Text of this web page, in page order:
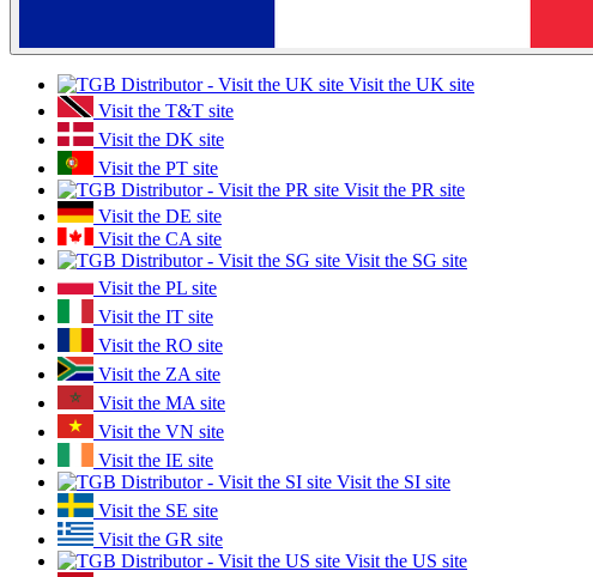
Visit the UK site
Visit the T&T site
Visit the DK site
Visit the PT site
Visit the PR site
Visit the DE site
Visit the CA site
Visit the SG site
Visit the PL site
Visit the IT site
Visit the RO site
Visit the ZA site
Visit the MA site
Visit the VN site
Visit the IE site
Visit the SI site
Visit the SE site
Visit the GR site
Visit the US site